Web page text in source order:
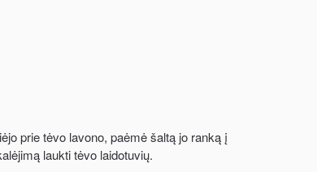
prie tėvo lavono, paėmė šaltą jo ranką į
laukti tėvo laidotuvių.